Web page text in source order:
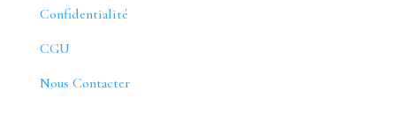
Confidentialité
CGU
Nous Contacter